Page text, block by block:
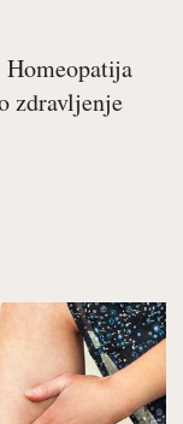
Homeopatija
zdravljenje